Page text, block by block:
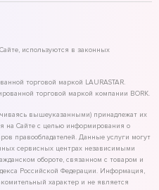
используются в законных
торговой маркой LAURASTAR.
торговой маркой компании BORK.
вышеуказанными) принадлежат их
на Сайте с целью информирования о
правообладателей. Данные услуги могут
сервисных центрах независимыми
обороте, связанном с товаром и
Российской Федерации. Информация,
характер и не является